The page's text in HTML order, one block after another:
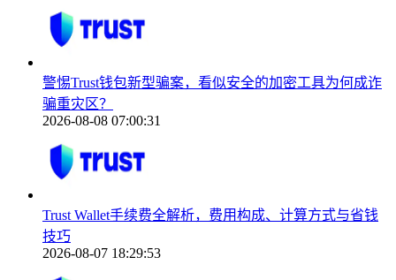
警惕Trust钱包新型骗案，看似安全的加密工具为何成诈
骗重灾区？
2026-08-08 07:00:31
Trust Wallet手续费全解析，费用构成、计算方式与省钱
技巧
2026-08-07 18:29:53